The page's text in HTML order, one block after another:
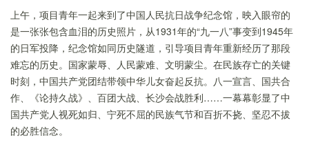
上午，项目青年一起来到了中国人民抗日战争纪念馆，映入眼帘的
是一张张包含血泪的历史照片，从1931年的“九一八”事变到1945年
的日军投降，纪念馆如同历史隧道，引导项目青年重新经历了那段
难忘的历史。国家蒙辱、人民蒙难、文明蒙尘。在民族存亡的关键
时刻，中国共产党团结带领中华儿女奋起反抗。八一宣言、国共合
作、《论持久战》、百团大战、长沙会战胜利……一幕幕彰显了中
国共产党人视死如归、宁死不屈的民族气节和百折不挠、坚忍不拔
的必胜信念。